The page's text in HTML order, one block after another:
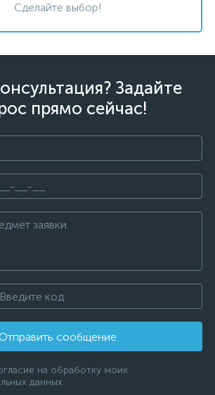
Сделайте выбор!
Задайте
прямо сейчас!
сообщение
на обработку моих
данных